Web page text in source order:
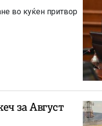
во куќен притвор
за Август